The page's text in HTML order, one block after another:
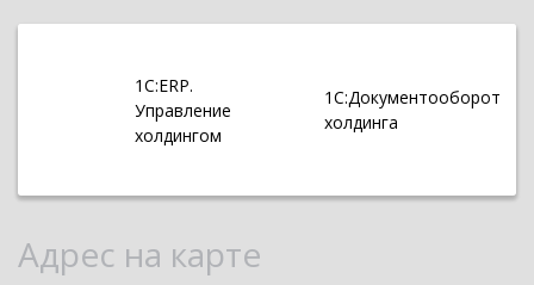
1С:ERP.
Управление
холдингом
1С:Документооборот
холдинга
Адрес на карте